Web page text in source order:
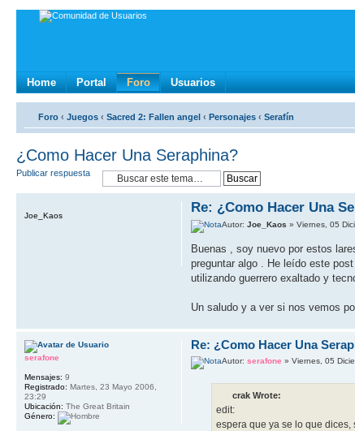
Home Portal Foro Usuarios
Foro ‹ Juegos ‹ Sacred 2: Fallen angel ‹ Personajes ‹ Serafín
¿Como Hacer Una Seraphina?
Publicar respuesta
Re: ¿Como Hacer Una
Autor:Joe_Kaos » Viernes, 05
Buenas , soy nuevo por estos
preguntar algo . He leído este
utilizando guerrero exaltado y
Un saludo y a ver si nos vemos
Joe_Kaos
Re: ¿Como Hacer Una
Autor:serafone » Viernes, 05
crak Wrote:
edit:
espera que ya se lo que
serafone
Mensajes: 9
Registrado: Martes, 23 Mayo 2006,
23:29
Ubicación: The Great Britain
Género: